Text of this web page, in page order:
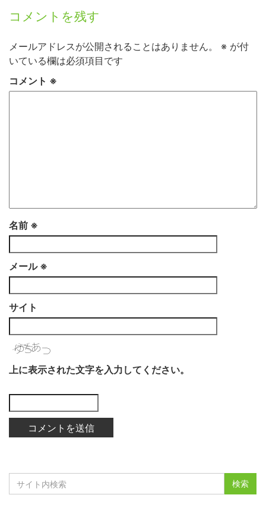
コメントを残す
メールアドレスが公開されることはありません。 ※ が付
いている欄は必須項目です
コメント ※
名前 ※
メール ※
サイト
上に表示された文字を入力してください。